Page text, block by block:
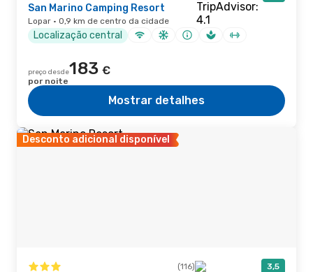
San Marino Camping Resort
Lopar · 0,9 km de centro da cidade
Localização central
preço desde183 €
por noite
Mostrar detalhes
Desconto adicional disponível
(116) 3,5